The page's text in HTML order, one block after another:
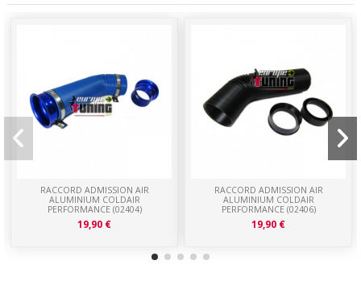
RACCORD ADMISSION AIR
ALUMINIUM COLDAIR
PERFORMANCE (02404)
19,90 €
RACCORD ADMISSION AIR
ALUMINIUM COLDAIR
PERFORMANCE (02406)
19,90 €